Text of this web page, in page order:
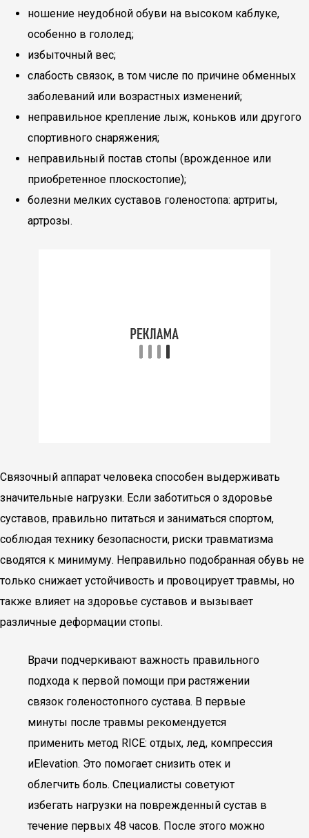
ношение неудобной обуви на высоком каблуке,
особенно в гололед;
избыточный вес;
слабость связок, в том числе по причине обменных
заболеваний или возрастных изменений;
неправильное крепление лыж, коньков или другого
спортивного снаряжения;
неправильный постав стопы (врожденное или
приобретенное плоскостопие);
болезни мелких суставов голеностопа: артриты,
артрозы.
Связочный аппарат человека способен выдерживать
значительные нагрузки. Если заботиться о здоровье
суставов, правильно питаться и заниматься спортом,
соблюдая технику безопасности, риски травматизма
сводятся к минимуму. Неправильно подобранная обувь не
только снижает устойчивость и провоцирует травмы, но
также влияет на здоровье суставов и вызывает
различные деформации стопы.
Врачи подчеркивают важность правильного
подхода к первой помощи при растяжении
связок голеностопного сустава. В первые
минуты после травмы рекомендуется
применить метод RICE: отдых, лед, компрессия
иElevation. Это помогает снизить отек и
облегчить боль. Специалисты советуют
избегать нагрузки на поврежденный сустав в
течение первых 48 часов. После этого можно